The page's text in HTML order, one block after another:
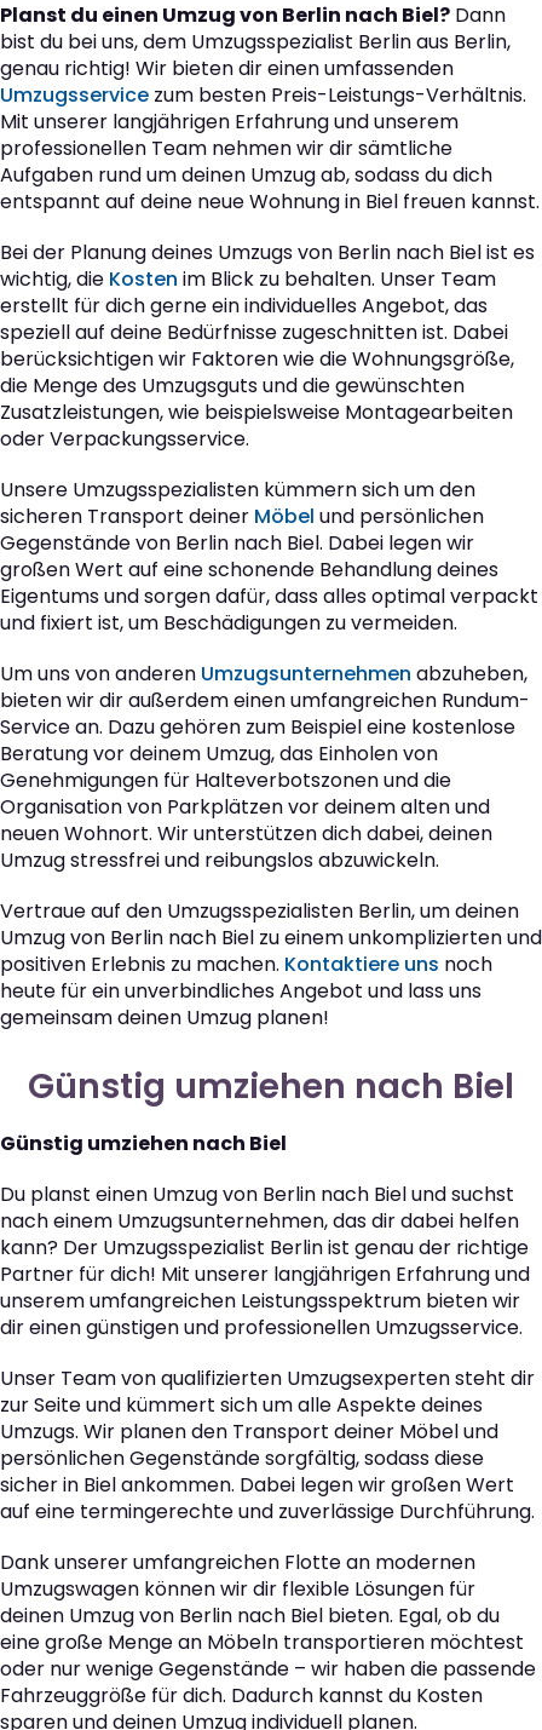
Planst du einen Umzug von Berlin nach Biel? Dann
bist du bei uns, dem Umzugsspezialist Berlin aus Berlin,
genau richtig! Wir bieten dir einen umfassenden
Umzugsservice zum besten Preis-Leistungs-Verhältnis.
Mit unserer langjährigen Erfahrung und unserem
professionellen Team nehmen wir dir sämtliche
Aufgaben rund um deinen Umzug ab, sodass du dich
entspannt auf deine neue Wohnung in Biel freuen kannst.
Bei der Planung deines Umzugs von Berlin nach Biel ist es
wichtig, die Kosten im Blick zu behalten. Unser Team
erstellt für dich gerne ein individuelles Angebot, das
speziell auf deine Bedürfnisse zugeschnitten ist. Dabei
berücksichtigen wir Faktoren wie die Wohnungsgröße,
die Menge des Umzugsguts und die gewünschten
Zusatzleistungen, wie beispielsweise Montagearbeiten
oder Verpackungsservice.
Unsere Umzugsspezialisten kümmern sich um den
sicheren Transport deiner Möbel und persönlichen
Gegenstände von Berlin nach Biel. Dabei legen wir
großen Wert auf eine schonende Behandlung deines
Eigentums und sorgen dafür, dass alles optimal verpackt
und fixiert ist, um Beschädigungen zu vermeiden.
Um uns von anderen Umzugsunternehmen abzuheben,
bieten wir dir außerdem einen umfangreichen Rundum-
Service an. Dazu gehören zum Beispiel eine kostenlose
Beratung vor deinem Umzug, das Einholen von
Genehmigungen für Halteverbotszonen und die
Organisation von Parkplätzen vor deinem alten und
neuen Wohnort. Wir unterstützen dich dabei, deinen
Umzug stressfrei und reibungslos abzuwickeln.
Vertraue auf den Umzugsspezialisten Berlin, um deinen
Umzug von Berlin nach Biel zu einem unkomplizierten und
positiven Erlebnis zu machen. Kontaktiere uns noch
heute für ein unverbindliches Angebot und lass uns
gemeinsam deinen Umzug planen!
Günstig umziehen nach Biel
Günstig umziehen nach Biel
Du planst einen Umzug von Berlin nach Biel und suchst
nach einem Umzugsunternehmen, das dir dabei helfen
kann? Der Umzugsspezialist Berlin ist genau der richtige
Partner für dich! Mit unserer langjährigen Erfahrung und
unserem umfangreichen Leistungsspektrum bieten wir
dir einen günstigen und professionellen Umzugsservice.
Unser Team von qualifizierten Umzugsexperten steht dir
zur Seite und kümmert sich um alle Aspekte deines
Umzugs. Wir planen den Transport deiner Möbel und
persönlichen Gegenstände sorgfältig, sodass diese
sicher in Biel ankommen. Dabei legen wir großen Wert
auf eine termingerechte und zuverlässige Durchführung.
Dank unserer umfangreichen Flotte an modernen
Umzugswagen können wir dir flexible Lösungen für
deinen Umzug von Berlin nach Biel bieten. Egal, ob du
eine große Menge an Möbeln transportieren möchtest
oder nur wenige Gegenstände – wir haben die passende
Fahrzeuggröße für dich. Dadurch kannst du Kosten
sparen und deinen Umzug individuell planen.